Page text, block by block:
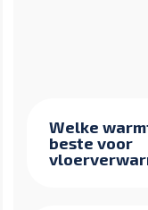
Welke
beste voor